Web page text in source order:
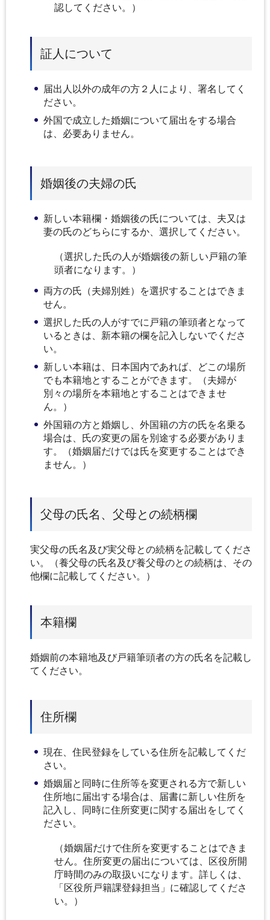
認してください。）
証人について
届出人以外の成年の方２人により、署名してく
ださい。
外国で成立した婚姻について届出をする場合
は、必要ありません。
婚姻後の夫婦の氏
新しい本籍欄・婚姻後の氏については、夫又は
妻の氏のどちらにするか、選択してください。
（選択した氏の人が婚姻後の新しい戸籍の筆
頭者になります。）
両方の氏（夫婦別姓）を選択することはできま
せん。
選択した氏の人がすでに戸籍の筆頭者となって
いるときは、新本籍の欄を記入しないでくださ
い。
新しい本籍は、日本国内であれば、どこの場所
でも本籍地とすることができます。（夫婦が
別々の場所を本籍地とすることはできませ
ん。）
外国籍の方と婚姻し、外国籍の方の氏を名乗る
場合は、氏の変更の届を別途する必要がありま
す。（婚姻届だけでは氏を変更することはでき
ません。）
父母の氏名、父母との続柄欄
実父母の氏名及び実父母との続柄を記載してくださ
い。（養父母の氏名及び養父母のとの続柄は、その
他欄に記載してください。）
本籍欄
婚姻前の本籍地及び戸籍筆頭者の方の氏名を記載し
てください。
住所欄
現在、住民登録をしている住所を記載してくだ
さい。
婚姻届と同時に住所等を変更される方で新しい
住所地に届出する場合は、届書に新しい住所を
記入し、同時に住所変更に関する届出をしてく
ださい。
（婚姻届だけで住所を変更することはできま
せん。住所変更の届出については、区役所開
庁時間のみの取扱いになります。詳しくは、
「区役所戸籍課登録担当」に確認してくださ
い。）